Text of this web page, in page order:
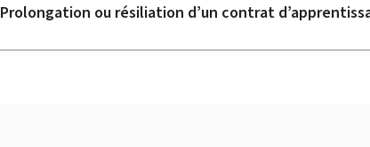
Prolongation ou résiliation d’un contrat